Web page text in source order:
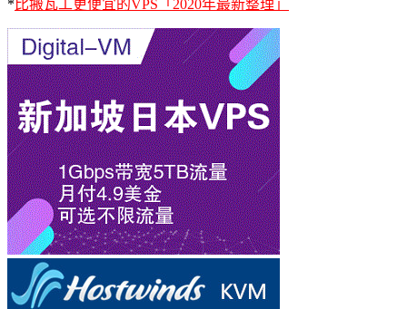
* 比搬瓦工更便宜的VPS「2020年最新整理」